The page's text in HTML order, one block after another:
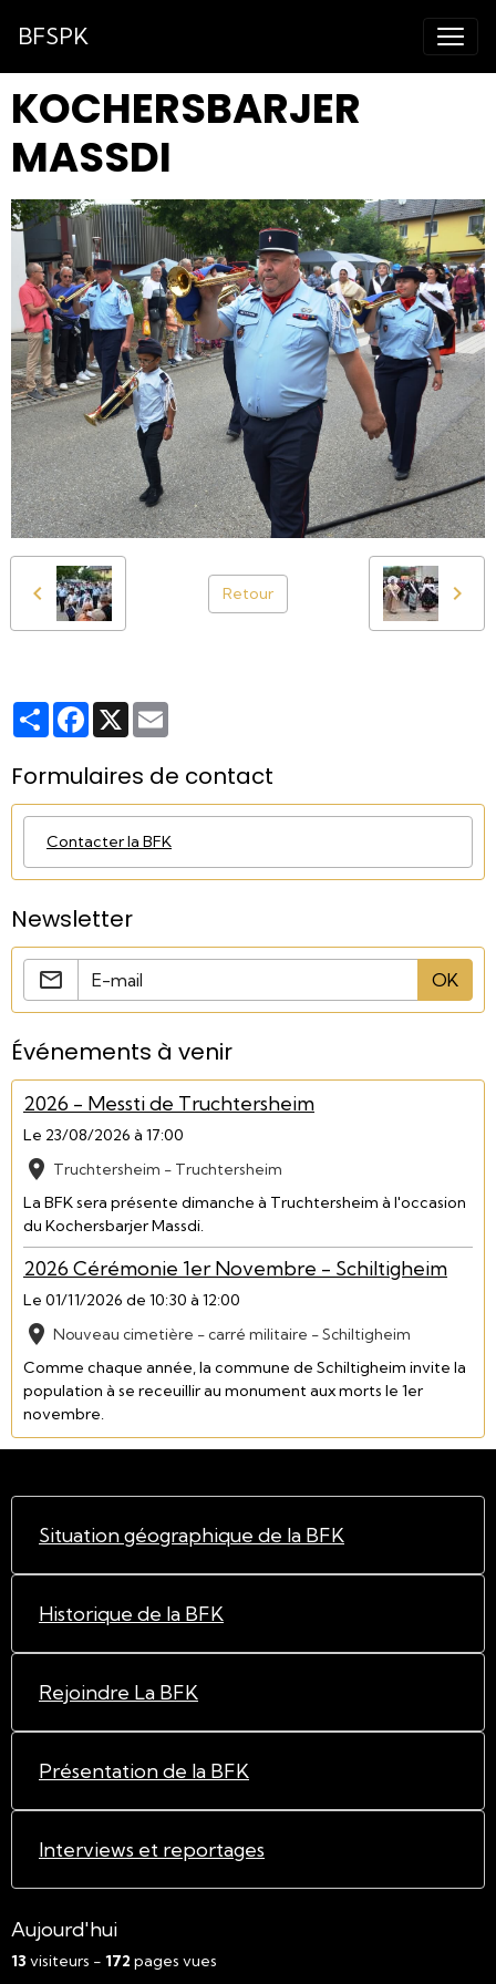
BFSPK
KOCHERSBARJER
MASSDI
Retour
PartagerFacebook
X
Formulaires de contact
Contacter la BFK
Newsletter
OK
Événements à venir
2026 - Messti de Truchtersheim
Le 23/08/2026 à 17:00
Truchtersheim - Truchtersheim
La BFK sera présente dimanche à Truchtersheim à l'occasion
du Kochersbarjer Massdi.
2026 Cérémonie 1er Novembre - Schiltigheim
Le 01/11/2026 de 10:30 à 12:00
Nouveau cimetière - carré militaire - Schiltigheim
Comme chaque année, la commune de Schiltigheim invite la
population à se receuillir au monument aux morts le 1er
novembre.
Situation géographique de la BFK
Historique de la BFK
Rejoindre La BFK
Présentation de la BFK
Interviews et reportages
Aujourd'hui
13 visiteurs - 172 pages vues